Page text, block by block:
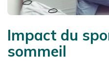
Impact du
sommeil